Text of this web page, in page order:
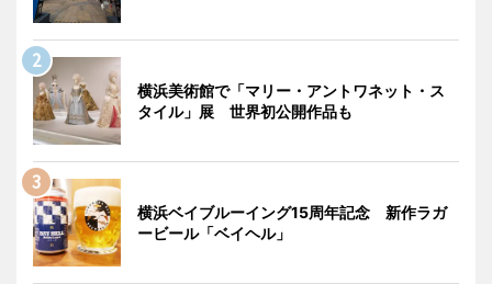
横浜美術館で「マリー・アントワネット・ス
タイル」展 世界初公開作品も
横浜ベイブルーイング15周年記念 新作ラガ
ービール「ベイヘル」